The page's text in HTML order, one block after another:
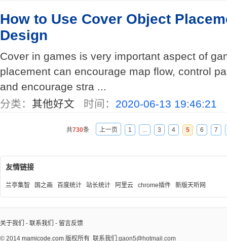
How to Use Cover Object
Design
Cover in games is very important aspect of
placement can encourage map flow, control
and encourage stra ...
分类： 其他好文 时间： 2020-06-13 19:46:21
共730条 上一页 1 ... 3 4 5 6 7
友情链接
兰亭集智 国之画 百度统计 站长统计 阿里云 chrome插件 新版天听网
关于我们 - 联系我们 - 留言反馈
© 2014 mamicode.com 版权所有 联系我们:gaon5@hotmail.com